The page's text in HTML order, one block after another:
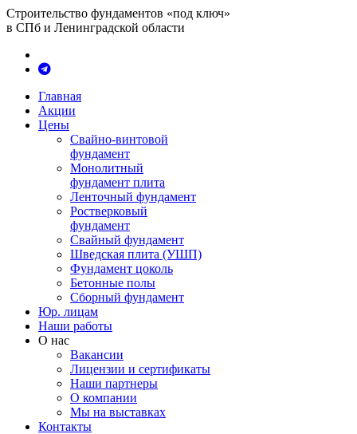
Строительство фундаментов «под ключ»
в СПб и Ленинградской области
Главная
Акции
Цены
Свайно-винтовой
фундамент
Монолитный
фундамент плита
Ленточный фундамент
Ростверковый
фундамент
Свайный фундамент
Шведская плита (УШП)
Фундамент цоколь
Бетонные полы
Сборный фундамент
Юр. лицам
Наши работы
О нас
Вакансии
Лицензии и сертификаты
Наши партнеры
О компании
Мы на выставках
Контакты